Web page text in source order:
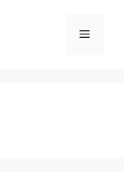
Menu